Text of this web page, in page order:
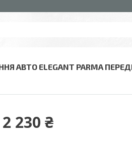
АВТО ELEGANT PARMA
2 230 ₴